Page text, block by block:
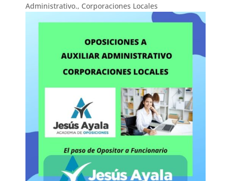
Administrativo., Corporaciones Locales